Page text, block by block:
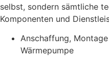
selbst, sondern sämtliche
Komponenten und
Anschaffung,
Wärmepumpe